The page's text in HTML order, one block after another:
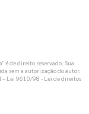
" é de direito reservado. Sua
sem a autorização do autor.
– Lei 9610/98 - Lei de direitos